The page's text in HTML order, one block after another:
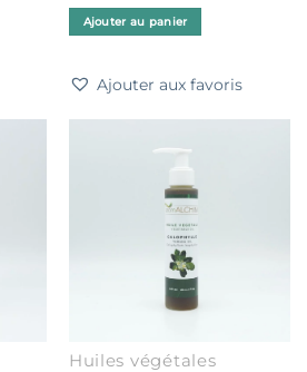
Ajouter au panier
Ajouter aux favoris
Huiles végétales